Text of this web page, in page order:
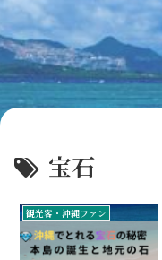
宝石
観光客・沖縄ファン